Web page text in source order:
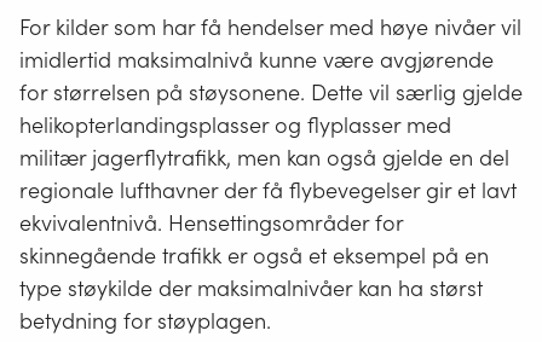
på
under
1
sekund.
Definisjonen
av
i
retningslinjen
redegjørelse for impulslyd og hendelser finnes i
kapittel 2.2.
De strengeste grenseverdiene gjelder også
for støy medrentoneLyd
som
er
dominert
av
et
smalt
hos mottaker. Hvis det
er usikkerhet knyttet til omfang av impulslyd
eller støy med framtredende rentone,
anbefales det å lage støysonekart etter tabell
1 med de strengeste grenseverdiene.
3. I praksis vil ikke kravet til årsmidlet tidsmidlet
lydnivå være relevant for de minste banene.
For kilder som har få hendelser med høye nivåer vil
imidlertid maksimalnivå kunne være avgjørende
for størrelsen på støysonene. Dette vil særlig gjelde
helikopterlandingsplasser og flyplasser med
militær jagerflytrafikk, men kan også gjelde en del
regionale lufthavner der få flybevegelser gir et lavt
ekvivalentnivå. Hensettingsområder for
skinnegående trafikk er også et eksempel på en
type støykilde der maksimalnivåer kan ha størst
betydning for støyplagen.